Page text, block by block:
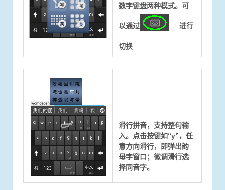
数字键盘两种模式。可
以通过 进行
切换
滑行拼音，支持整句输
入。点击按键如“y”，任
意方向滑行，即弹出韵
母字窗口；微调滑行选
择同音字。